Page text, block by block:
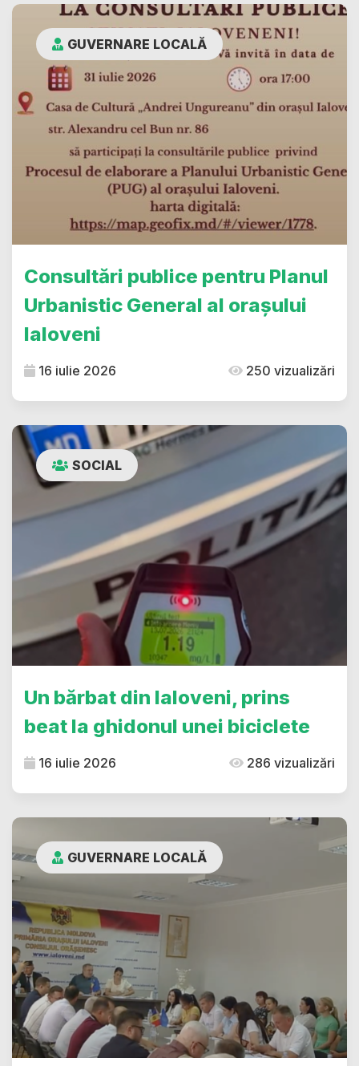
GUVERNARE LOCALĂ
Consultări publice pentru Planul
Urbanistic General al orașului
Ialoveni
16 iulie 2026 250 vizualizări
SOCIAL
Un bărbat din Ialoveni, prins
beat la ghidonul unei biciclete
16 iulie 2026 286 vizualizări
GUVERNARE LOCALĂ